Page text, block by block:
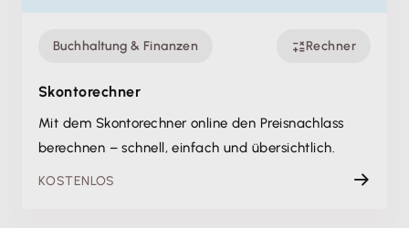
Buchhaltung & Finanzen Rechner
Skontorechner
Mit dem Skontorechner online den Preisnachlass
berechnen – schnell, einfach und übersichtlich.
KOSTENLOS